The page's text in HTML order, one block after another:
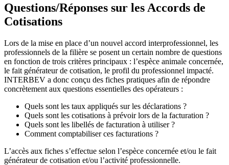
Questions/Réponses sur les Accords de
Cotisations
Lors de la mise en place d’un nouvel accord interprofessionnel, les
professionnels de la filière se posent un certain nombre de questions
en fonction de trois critères principaux : l’espèce animale concernée,
le fait générateur de cotisation, le profil du professionnel impacté.
INTERBEV a donc conçu des fiches pratiques afin de répondre
concrètement aux questions essentielles des opérateurs :
Quels sont les taux appliqués sur les déclarations ?
Quels sont les cotisations à prévoir lors de la facturation ?
Quels sont les libellés de facturation à utiliser ?
Comment comptabiliser ces facturations ?
L’accès aux fiches s’effectue selon l’espèce concernée et/ou le fait
générateur de cotisation et/ou l’activité professionnelle.